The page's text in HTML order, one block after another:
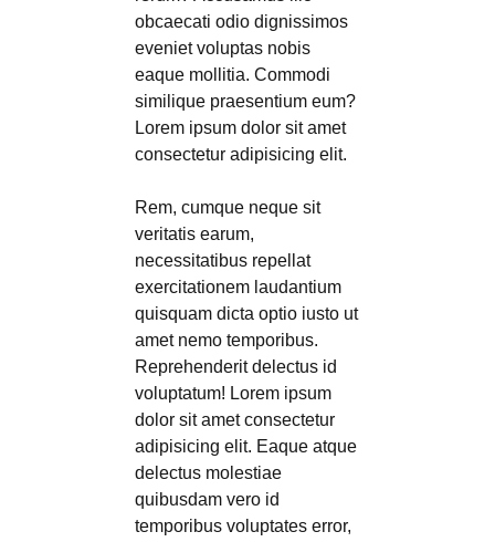
obcaecati odio dignissimos
eveniet voluptas nobis
eaque mollitia. Commodi
similique praesentium eum?
Lorem ipsum dolor sit amet
consectetur adipisicing elit.
Rem, cumque neque sit
veritatis earum,
necessitatibus repellat
exercitationem laudantium
quisquam dicta optio iusto ut
amet nemo temporibus.
Reprehenderit delectus id
voluptatum! Lorem ipsum
dolor sit amet consectetur
adipisicing elit. Eaque atque
delectus molestiae
quibusdam vero id
temporibus voluptates error,